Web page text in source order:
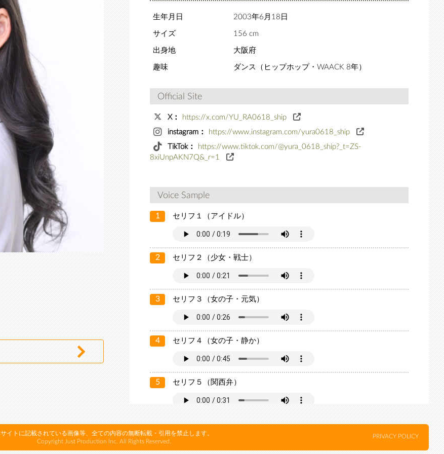
生年月日 2003年6月18日
サイズ 156 cm
出身地 大阪府
趣味 ダンス（ヒップホップ・WAACK 8年）
Official Site
X：
https://x.com/YU_RA0618_ship
instagram：
https://www.instagram.com/yura0618_ship
TikTok：
https://www.tiktok.com/@yura_0618_ship?_t=ZS-
8xiUnpAKN7Q&_r=1
Voice Sample
1 セリフ１（アイドル）
2 セリフ２（少女・戦士）
3 セリフ３（女の子・元気）
4 セリフ４（女の子・静か）
5 セリフ５（関西弁）
6 セリフ６（少年）
PRIVACY POLICY
イトに記載されている画像等、全ての内容の無断転載・引用を禁止します。
Copyright Just Production Inc. All Rights Reserved.